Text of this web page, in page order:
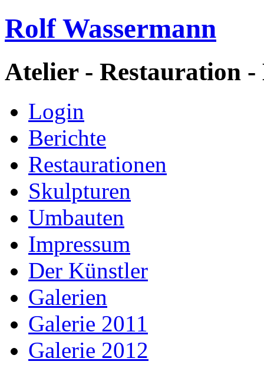
Rolf Wassermann
Atelier - Restauration
Login
Berichte
Restaurationen
Skulpturen
Umbauten
Impressum
Der Künstler
Galerien
Galerie 2011
Galerie 2012